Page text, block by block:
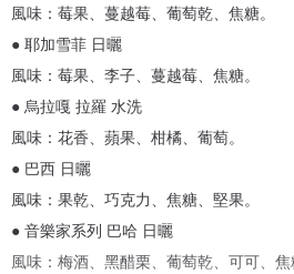
風味：莓果、蔓越莓、葡萄乾、焦糖。
● 耶加雪菲 日曬
風味：莓果、李子、蔓越莓、焦糖。
● 烏拉嘎 拉羅 水洗
風味：花香、蘋果、柑橘、葡萄。
● 巴西 日曬
風味：果乾、巧克力、焦糖、堅果。
● 音樂家系列 巴哈 日曬
風味：梅酒、黑醋栗、葡萄乾、可可、焦